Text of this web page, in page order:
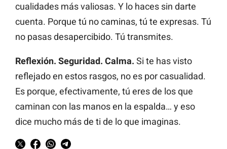
cualidades más valiosas. Y lo haces sin darte
cuenta. Porque tú no caminas, tú te expresas. Tú
no pasas desapercibido. Tú transmites.
Reflexión. Seguridad. Calma. Si te has visto
reflejado en estos rasgos, no es por casualidad.
Es porque, efectivamente, tú eres de los que
caminan con las manos en la espalda… y eso
dice mucho más de ti de lo que imaginas.